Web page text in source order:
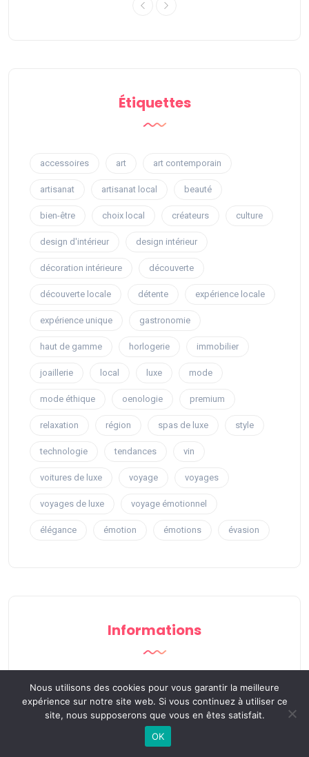
Étiquettes
accessoires art art contemporain
artisanat artisanat local beauté
bien-être choix local créateurs culture
design d'intérieur design intérieur
décoration intérieure découverte
découverte locale détente expérience locale
expérience unique gastronomie
haut de gamme horlogerie immobilier
joaillerie local luxe mode
mode éthique oenologie premium
relaxation région spas de luxe style
technologie tendances vin
voitures de luxe voyage voyages
voyages de luxe voyage émotionnel
élégance émotion émotions évasion
Informations
Contactez-nous
Nous utilisons des cookies pour vous garantir la meilleure
expérience sur notre site web. Si vous continuez à utiliser ce
site, nous supposerons que vous en êtes satisfait.
OK